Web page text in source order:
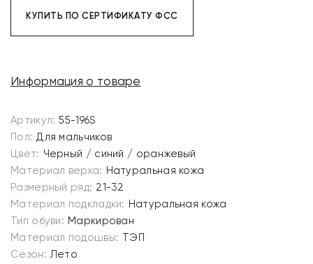
КУПИТЬ ПО СЕРТИФИКАТУ ФСС
Информация о товаре
Артикул: 55-196S
Пол: Для мальчиков
Цвет: Черный / синий / оранжевый
Материал верха: Натуральная кожа
Размерный ряд: 21-32
Материал подкладки: Натуральная кожа
Тип обуви: Маркирован
Материал подошвы: ТЭП
Сезон: Лето